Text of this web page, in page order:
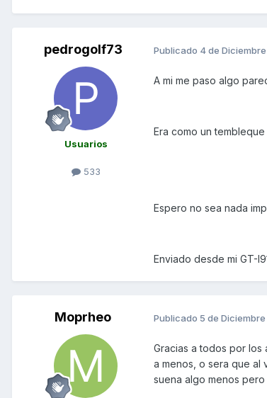
pedrogolf73
Usuarios
533
Publicado 4 de
A mi me paso algo
Era como un
Espero no sea nada
Enviado desde mi GT-
Moprheo Publicado 5 de
Gracias a todos por los
a menos, o sera que al
suena algo menos